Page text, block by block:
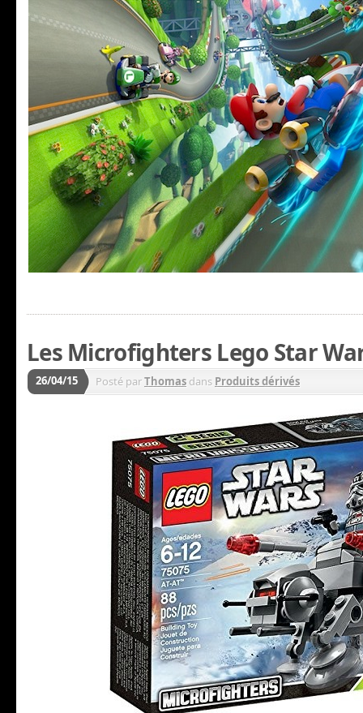
Les Microfighters Lego Star
26/04/15 Posté parThomas dans Produits dérivés